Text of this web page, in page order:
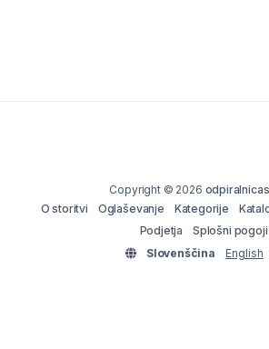
Copyright © 2026
O storitvi
Oglaševanje Kategorije
Podjetja
Splošni pogoji
Slovenščina
English